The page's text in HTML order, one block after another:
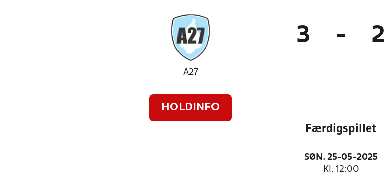
A27
HOLDINFO
3 - 2
Færdigspillet
SØN. 25-05-2025
Kl. 12:00